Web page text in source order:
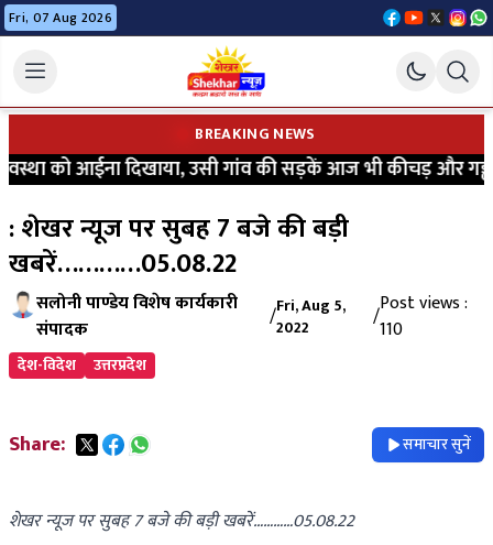
Fri, 07 Aug 2026
BREAKING NEWS
को आईना दिखाया, उसी गांव की सड़कें आज भी कीचड़ और गड्ढों में
: शेखर न्यूज पर सुबह 7 बजे की बड़ी
खबरें…………05.08.22
सलोनी पाण्डेय विशेष कार्यकारी
संपादक
/Fri, Aug 5,
2022
/Post views :
110
देश-विदेश उत्तरप्रदेश
Share: समाचार सुनें
शेखर न्यूज पर सुबह 7 बजे की बड़ी खबरें…………05.08.22